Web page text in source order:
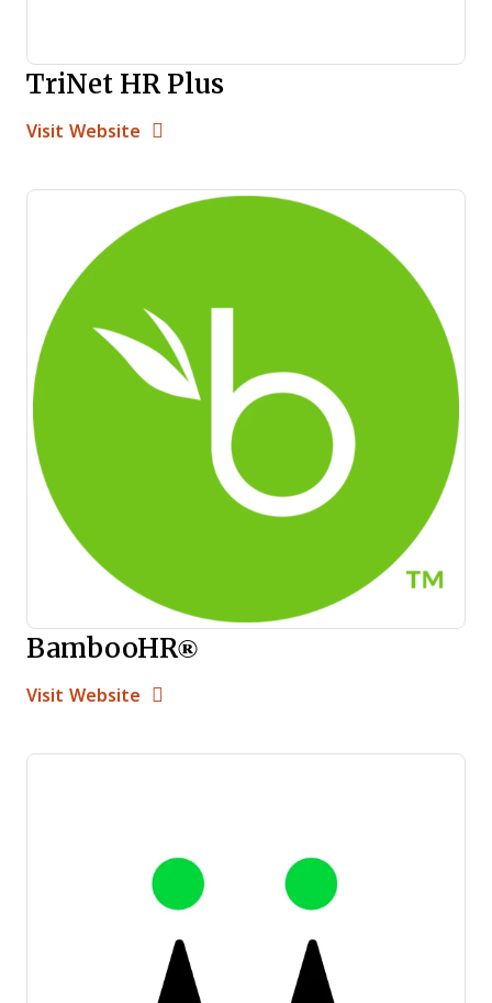
TriNet HR Plus
Visit Website Opens New Window
BambooHR®
Visit Website Opens New Window